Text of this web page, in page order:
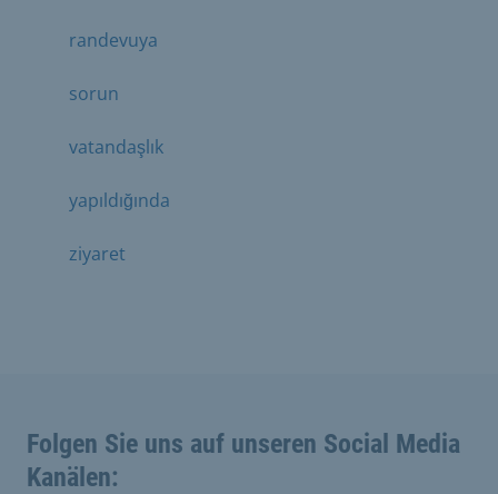
randevuya
sorun
vatandaşlık
yapıldığında
ziyaret
Folgen Sie uns auf unseren Social Media
Kanälen: